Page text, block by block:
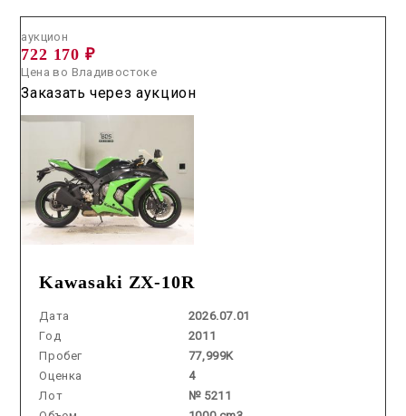
Kawasaki ZX-10R
Дата
2026.07.01
Год
2011
Пробег
77,999K
Оценка
4
Лот
№ 5211
аукцион
722 170 ₽
Цена во Владивостоке
Заказать через аукцион